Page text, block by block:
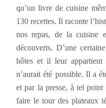
qu’un livre de cuisine
130 recettes. Il raconte
nos repas, de la cuisine
découverts. D’une
hôtes et il leur
n’aurait été possible. Il a
et par la presse, à tel
faire le tour des plateaux